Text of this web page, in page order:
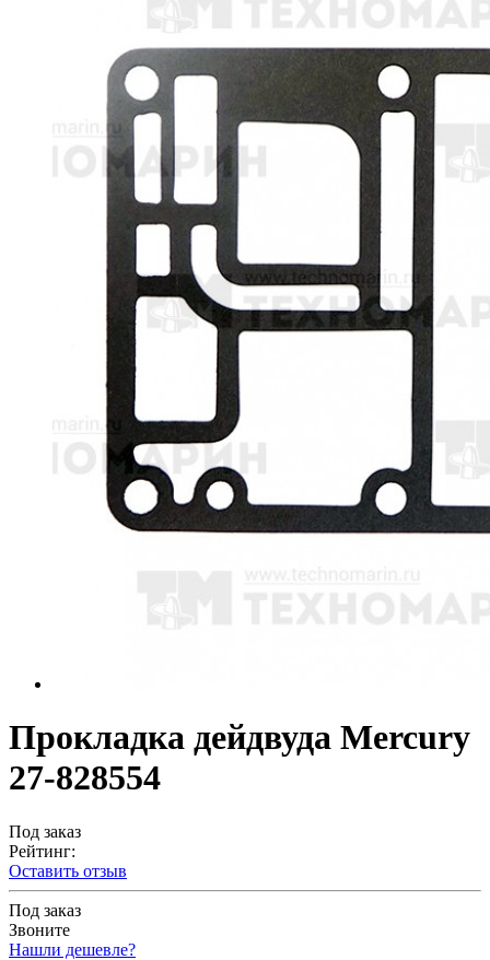
Прокладка дейдвуда Mercury
27-828554
Под заказ
Рейтинг:
Оставить отзыв
Под заказ
Звоните
Нашли дешевле?